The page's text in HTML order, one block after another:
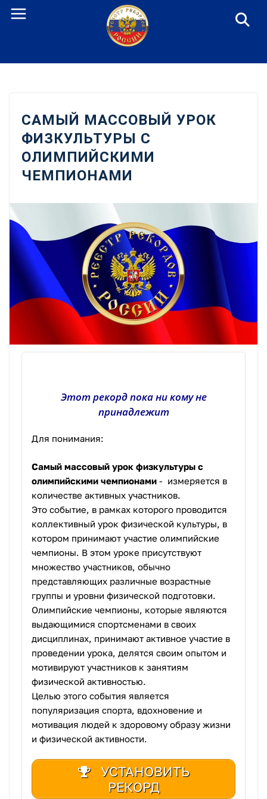
Перейти
САМЫЙ МАССОВЫЙ УРОК
ФИЗКУЛЬТУРЫ С
ОЛИМПИЙСКИМИ
ЧЕМПИОНАМИ
Этот рекорд пока ни кому не
принадлежит
Для понимания:
Самый массовый урок физкультуры с
олимпийскими чемпионами - измеряется в
количестве активных участников.
Это событие, в рамках которого проводится
коллективный урок физической культуры, в
котором принимают участие олимпийские
чемпионы. В этом уроке присутствуют
множество участников, обычно
представляющих различные возрастные
группы и уровни физической подготовки.
Олимпийские чемпионы, которые являются
выдающимися спортсменами в своих
дисциплинах, принимают активное участие в
проведении урока, делятся своим опытом и
мотивируют участников к занятиям
физической активностью.
Целью этого события является
популяризация спорта, вдохновение и
мотивация людей к здоровому образу жизни
и физической активности.
УСТАНОВИТЬ
РЕКОРД